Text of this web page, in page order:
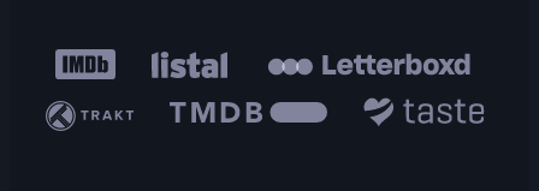
IMDb Listal
Trakt